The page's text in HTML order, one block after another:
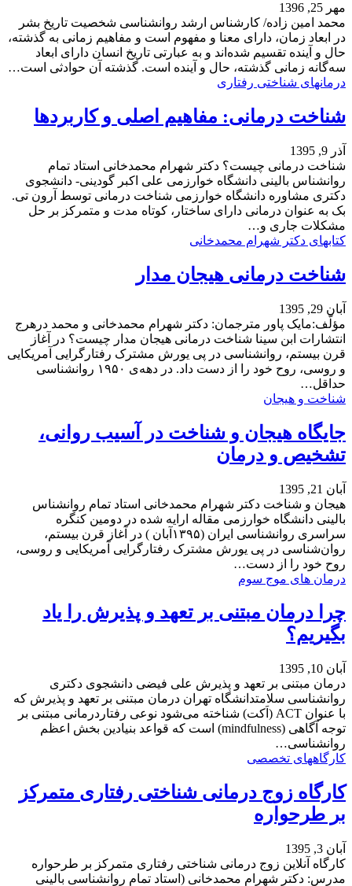
مهر 25, 1396
محمد امین زاده/ کارشناس ارشد روانشناسی شخصیت تاریخ بشر
در ابعاد زمان، دارای معنا و مفهوم است و مفاهیم زمانی به گذشته،
حال و آینده تقسیم شده‌اند و به عبارتی تاریخ انسان دارای ابعاد
سه‌گانه زمانی گذشته، حال و آینده است. گذشته آن حوادثی است…
درمانهای شناختی رفتاری
شناخت درمانی: مفاهیم اصلی و کاربردها
آذر 9, 1395
شناخت درمانی چیست؟ دکتر شهرام محمدخانی استاد تمام
روانشناس بالینی دانشگاه خوارزمی علی اکبر گودینی- دانشجوی
دکتری مشاوره دانشگاه خوارزمی شناخت درمانی توسط آرون تی.
بک به عنوان درمانی دارای ساختار، کوتاه مدت و متمرکز بر حل
مشکلات جاری و…
کتابهای دکتر شهرام محمدخانی
شناخت درمانی هیجان مدار
آبان 29, 1395
مؤلّف:مایک پاور مترجمان: دکتر شهرام محمدخانی و محمد درهرج
انتشارات ابن سینا شناخت درمانی هیجان مدار چیست؟ در آغاز
قرن بیستم، روانشناسی در پی یورش مشترک رفتارگرایی آمریکایی
و روسی، روح خود را از دست داد. در دهه‌ی ۱۹۵۰ روانشناسی
حداقل…
شناخت و هیجان
جایگاه هیجان و شناخت در آسیب روانی،
تشخیص و درمان
آبان 21, 1395
هیجان و شناخت دکتر شهرام محمدخانی استاد تمام روانشناس
بالینی دانشگاه خوارزمی مقاله ارایه شده در دومین کنگره
سراسری روانشناسی ایران (۱۳۹۵آبان ) در آغاز قرن بیستم،
روان‌شناسی در پی یورش مشترک رفتارگرایی آمریکایی و روسی،
روح خود را از دست…
درمان های موج سوم
چرا درمان مبتنی بر تعهد و پذیرش را یاد
بگیریم؟
آبان 10, 1395
درمان مبتنی بر تعهد و پذیرش علی فیضی دانشجوی دکتری
روانشناسی سلامتدانشگاه تهران درمان مبتنی بر تعهد و پذیرش که
با عنوان ACT (اَکت) شناخته می‌شود نوعی رفتاردرمانی مبتنی بر
توجه آگاهی (mindfulness) است که قواعد بنیادین بخش اعظم
روانشناسی…
کارگاههای تخصصی
کارگاه زوج‌ درمانی شناختی رفتاری متمرکز
بر طرحواره
آبان 3, 1395
کارگاه آنلاین زوج‌ درمانی شناختی رفتاری متمرکز بر طرحواره
مدرس: دکتر شهرام محمدخانی (استاد تمام روانشناسی بالینی